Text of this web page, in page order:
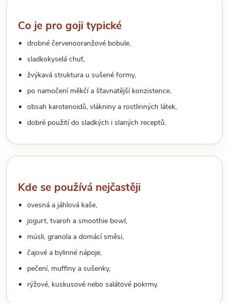
Co je pro goji typické
drobné červenooranžové bobule,
sladkokyselá chuť,
žvýkavá struktura u sušené formy,
po namočení měkčí a šťavnatější konzistence,
obsah karotenoidů, vlákniny a rostlinných látek,
dobré použití do sladkých i slaných receptů.
Kde se používá nejčastěji
ovesná a jáhlová kaše,
jogurt, tvaroh a smoothie bowl,
müsli, granola a domácí směsi,
čajové a bylinné nápoje,
pečení, muffiny a sušenky,
rýžové, kuskusové nebo salátové pokrmy.